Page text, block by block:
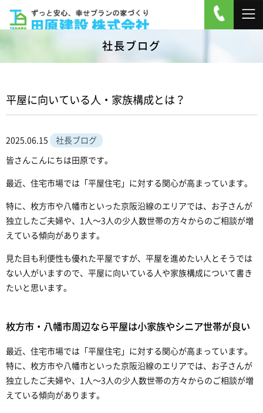
社長ブログ
平屋に向いている人・家族構成とは？
2025.06.15 社長ブログ
皆さんこんにちは田原です。
最近、住宅市場では「平屋住宅」に対する関心が高まっています。
特に、枚方市や八幡市といった京阪沿線のエリアでは、お子さんが
独立したご夫婦や、1人〜3人の少人数世帯の方々からのご相談が増
えている傾向があります。
見た目も利便性も優れた平屋ですが、平屋を進めたい人とそうでは
ない人がいますので、平屋に向いている人や家族構成について書き
たいと思います。
枚方市・八幡市周辺なら平屋は小家族やシニア世帯が良い
最近、住宅市場では「平屋住宅」に対する関心が高まっています。
特に、枚方市や八幡市といった京阪沿線のエリアでは、お子さんが
独立したご夫婦や、1人〜3人の少人数世帯の方々からのご相談が増
えている傾向があります。